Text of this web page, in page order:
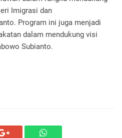
Imigrasi dan
Program ini juga menjadi
dalam mendukung visi
Subianto.